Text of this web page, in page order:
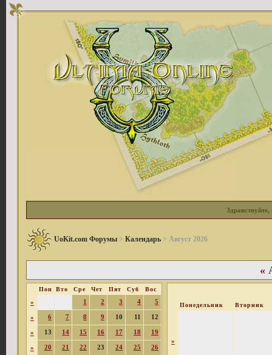
Здравствуйте,
UoKit.com Форумы > Календарь > Август 2026
«
Пон Вто Сре Чет Пят Суб Вос
» 1 2 3 4 5
» 6 7 8 9 10 11 12
» 13 14 15 16 17 18 19
» 20 21 22 23 24 25 26
Понедельник Вторник
»